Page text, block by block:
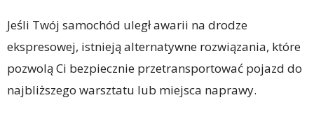
Jeśli Twój samochód uległ awarii na drodze
ekspresowej, istnieją alternatywne rozwiązania, które
pozwolą Ci bezpiecznie przetransportować pojazd do
najbliższego warsztatu lub miejsca naprawy.